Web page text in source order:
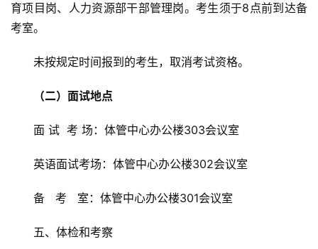
育项目岗、人力资源部干部管理岗。考生须于8点前到达备
考室。
未按规定时间报到的考生，取消考试资格。
（二）面试地点
面 试  考 场：体管中心办公楼303会议室
英语面试考场：体管中心办公楼302会议室
备   考   室：体管中心办公楼301会议室
五、体检和考察